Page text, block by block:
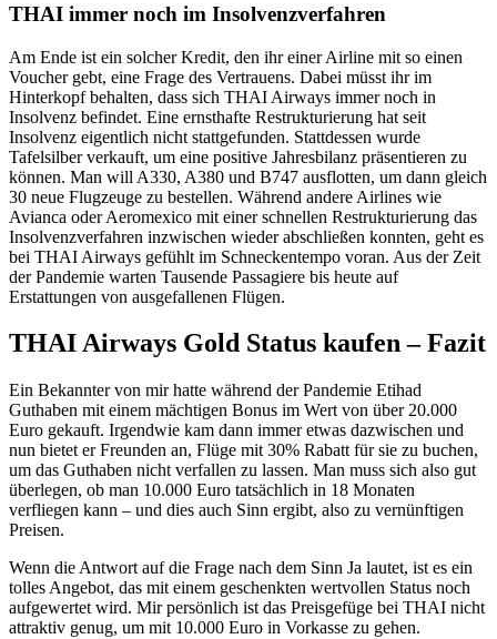
THAI immer noch im Insolvenzverfahren
Am Ende ist ein solcher Kredit, den ihr einer Airline mit so einen
Voucher gebt, eine Frage des Vertrauens. Dabei müsst ihr im
Hinterkopf behalten, dass sich THAI Airways immer noch in
Insolvenz befindet. Eine ernsthafte Restrukturierung hat seit
Insolvenz eigentlich nicht stattgefunden. Stattdessen wurde
Tafelsilber verkauft, um eine positive Jahresbilanz präsentieren zu
können. Man will A330, A380 und B747 ausflotten, um dann gleich
30 neue Flugzeuge zu bestellen. Während andere Airlines wie
Avianca oder Aeromexico mit einer schnellen Restrukturierung das
Insolvenzverfahren inzwischen wieder abschließen konnten, geht es
bei THAI Airways gefühlt im Schneckentempo voran. Aus der Zeit
der Pandemie warten Tausende Passagiere bis heute auf
Erstattungen von ausgefallenen Flügen.
THAI Airways Gold Status kaufen – Fazit
Ein Bekannter von mir hatte während der Pandemie Etihad
Guthaben mit einem mächtigen Bonus im Wert von über 20.000
Euro gekauft. Irgendwie kam dann immer etwas dazwischen und
nun bietet er Freunden an, Flüge mit 30% Rabatt für sie zu buchen,
um das Guthaben nicht verfallen zu lassen. Man muss sich also gut
überlegen, ob man 10.000 Euro tatsächlich in 18 Monaten
verfliegen kann – und dies auch Sinn ergibt, also zu vernünftigen
Preisen.
Wenn die Antwort auf die Frage nach dem Sinn Ja lautet, ist es ein
tolles Angebot, das mit einem geschenkten wertvollen Status noch
aufgewertet wird. Mir persönlich ist das Preisgefüge bei THAI nicht
attraktiv genug, um mit 10.000 Euro in Vorkasse zu gehen.